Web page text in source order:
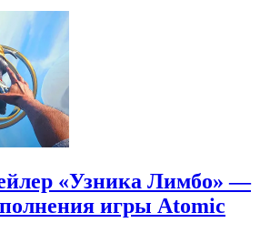
«Узника Лимбо» —
игры Atomic